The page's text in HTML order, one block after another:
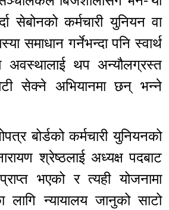
सेबोनको कर्मचारी युनियन वा
समाधान गर्नेभन्दा पनि स्वार्थ
अवस्थालाई थप अन्यौलग्रस्त
सेक्ने अभियानमा छन् भन्ने
बोर्डको कर्मचारी युनियनको
श्रेष्ठलाई अध्यक्ष पदबाट
भएको र त्यही योजनामा
लागि न्यायालय जानुको साटो